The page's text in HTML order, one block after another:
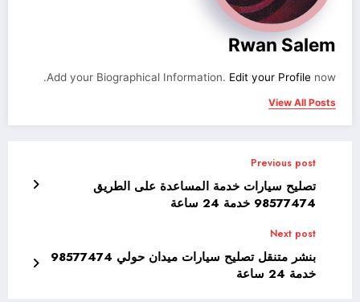
Rwan Salem
Add your Biographical Information. Edit your Profile now.
View All Posts
Previous post
تصليح سيارات خدمة المساعدة على الطريق
98577474 خدمة 24 ساعة
Next post
بنشر متنقل تصليح سيارات ميدان حولي 98577474
خدمة 24 ساعة